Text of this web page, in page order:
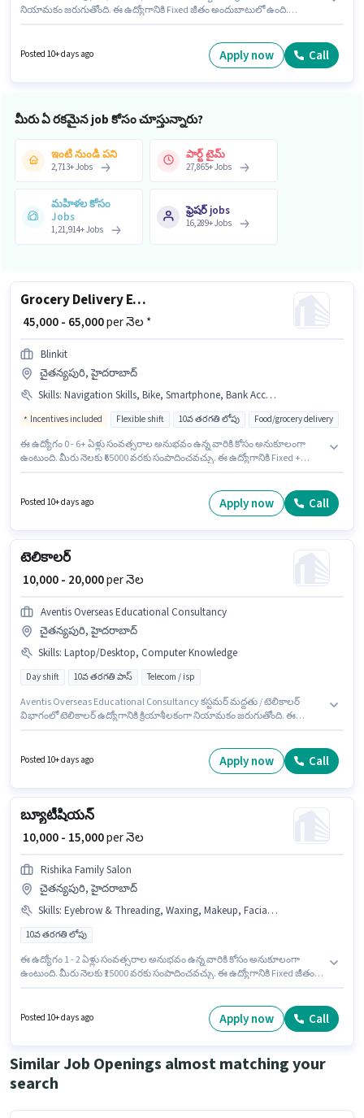
నియామకం జరుగుతోంది. ఈ ఉద్యోగానికి Fixed జీతం అందుబాటులో ఉంది.
Computer Knowledge, Lesson Planning వంటి నైపుణ్యాలు ఉండాలి. ఈ
ఉద్యోగం చైతన్యపురి, హైదరాబాద్ లో ఉంది. ఈ ఉద్యోగం 6 - 12 నెలలు సంవత్సరాల
Posted 10+ days ago Apply now Call
మీరు ఏ రకమైన job కోసం చూస్తున్నారు?
ఇంటి నుండి పని
2,713+Jobs
పార్ట్ టైమ్
27,865+Jobs
మహిళల కోసం
Jobs
1,21,914+Jobs
ఫ్రెషర్ jobs
16,289+Jobs
Grocery Delivery Executive
₹ 45,000 - 65,000per నెల *
Blinkit
చైతన్యపురి, హైదరాబాద్
Skills: Navigation Skills, Bike, Smartphone, Bank Account, Area Knowledge, PAN Card, Two-Wheeler Driving, Aadhar Card
Incentives included Flexible shift 10వ తరగతి లోపు Food/grocery delivery
ఈ ఉద్యోగం 0 - 6+ ఏళ్లు సంవత్సరాల అనుభవం ఉన్న వారికి కోసం అనుకూలంగా
ఉంటుంది. మీరు నెలకు ₹65000 వరకు సంపాదించవచ్చు. ఈ ఉద్యోగానికి Fixed +
Aadhar Card, Bank Account అవసరం. ఈ ఉద్యోగం చైతన్యపురి, హైదరాబాద్ లో
ఉంది. ఈ ఉద్యోగంలో అదనపు ప్రయోజనాలు Insurance, Medical Benefits
Posted 10+ days ago Apply now Call
టెలికాలర్
₹ 10,000 - 20,000per నెల
Aventis Overseas Educational Consultancy
చైతన్యపురి, హైదరాబాద్
Skills: Laptop/Desktop, Computer Knowledge
Day shift 10వ తరగతి పాస్ Telecom / isp
Aventis Overseas Educational Consultancy కస్టమర్ మద్దతు / టెలికాలర్
విభాగంలో టెలికాలర్ ఉద్యోగానికి క్రియాశీలకంగా నియామకం జరుగుతోంది. ఈ
కనీసం 10వ తరగతి పాస్ డిగ్రీ లేదా సర్టిఫికెట్ కలిగి ఉండాలి. హిందీ లో నైపుణ్యం
Posted 10+ days ago Apply now Call
బ్యూటీషియన్
₹ 10,000 - 15,000per నెల
Rishika Family Salon
చైతన్యపురి, హైదరాబాద్
Skills: Eyebrow & Threading, Waxing, Makeup, Facial & Clean Up, Hair Cutting / Hair Dresser, Manicure & Pedicure
10వ తరగతి లోపు
ఈ ఉద్యోగం 1 - 2 ఏళ్లు సంవత్సరాల అనుభవం ఉన్న వారికి కోసం అనుకూలంగా
ఉంటుంది. మీరు నెలకు ₹15000 వరకు సంపాదించవచ్చు. ఈ ఉద్యోగానికి Fixed జీతం
Threading, Facial & Clean Up, Hair Cutting / Hair Dresser, Makeup,
Manicure & Pedicure, Waxing వంటి నైపుణ్యాలు ఉండాలి. 10వ తరగతి లోపు
హైదరాబాద్ లో ఉంది.
Posted 10+ days ago Apply now Call
Similar Job Openings almost matching your
search